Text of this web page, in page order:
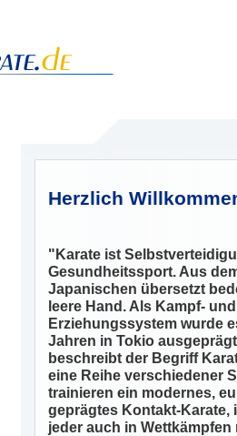
Herzlich
"Karate ist
Gesundheitssport. Aus
Japanischen übersetzt
leere Hand. Als Kampf- und
Erziehungssystem wurde
Jahren in Tokio
beschreibt der Begriff
eine Reihe verschiedener
trainieren ein modernes,
geprägtes Kontakt-Karate,
jeder auch in